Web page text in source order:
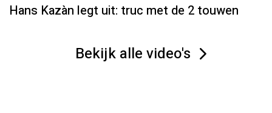
Hans Kazàn legt uit: truc met de 2 touwen
Bekijk alle video's